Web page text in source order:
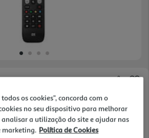
os cookies", concorda com o
no seu dispositivo para melhorar
analisar a utilização do site e ajudar nas
marketing. Política de Cookies